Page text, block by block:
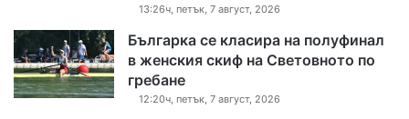
13:26ч, петък, 7 август, 2026
Българка се класира на полуфинал
в женския скиф на Световното по
гребане
12:20ч, петък, 7 август, 2026